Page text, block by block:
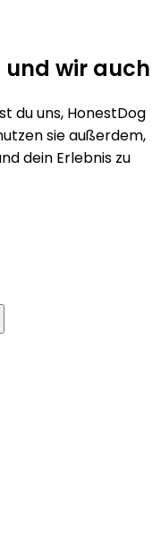
und wir auch
du uns, HonestDog
sie außerdem,
dein Erlebnis zu